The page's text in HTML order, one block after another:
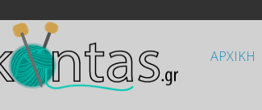
ΑΡΧΙΚΗ